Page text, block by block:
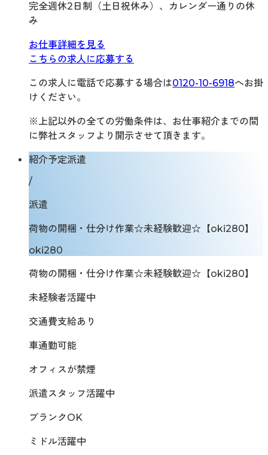
完全週休2日制（土日祝休み）、カレンダー通りの休
み
お仕事詳細を見る
こちらの求人に応募する
この求人に電話で応募する場合は0120-10-6918へお掛
けください。
※上記以外の全ての労働条件は、お仕事紹介までの間
に弊社スタッフより開示させて頂きます。
紹介予定派遣
/
派遣
荷物の開梱・仕分け作業☆未経験歓迎☆【oki280】
oki280
荷物の開梱・仕分け作業☆未経験歓迎☆【oki280】
未経験者活躍中
交通費支給あり
車通勤可能
オフィスが禁煙
派遣スタッフ活躍中
ブランクOK
ミドル活躍中